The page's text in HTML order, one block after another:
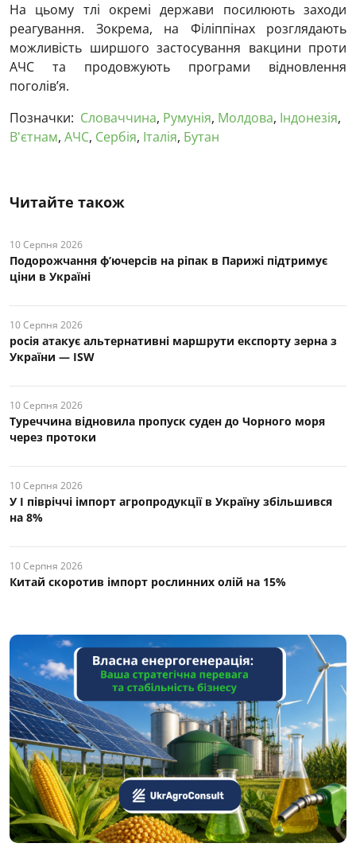
На цьому тлі окремі держави посилюють заходи
реагування. Зокрема, на Філіппінах розглядають
можливість ширшого застосування вакцини проти
АЧС та продовжують програми відновлення
поголів’я.
Позначки: Словаччина, Румунія, Молдова, Індонезія,
В'єтнам, АЧС, Сербія, Італія, Бутан
Читайте також
10 Серпня 2026
Подорожчання ф’ючерсів на ріпак в Парижі підтримує
ціни в Україні
10 Серпня 2026
росія атакує альтернативні маршрути експорту зерна з
України — ISW
10 Серпня 2026
Туреччина відновила пропуск суден до Чорного моря
через протоки
10 Серпня 2026
У І півріччі імпорт агропродукції в Україну збільшився
на 8%
10 Серпня 2026
Китай скоротив імпорт рослинних олій на 15%